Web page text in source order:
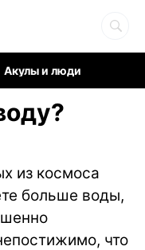
Акулы и люди
из космоса
больше воды,
что